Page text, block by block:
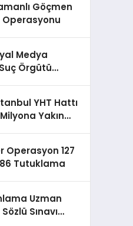
Göçmen
Operasyonu
Medya
Örgütü
YHT Hattı
Yakın
Operasyon 127
Tutuklama
Uzman
Sınavı